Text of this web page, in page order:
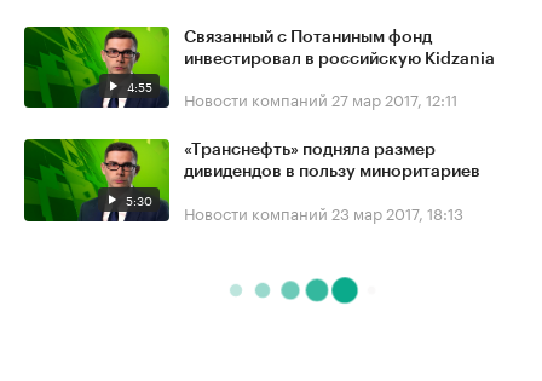
4:55
Связанный с Потаниным фонд
инвестировал в российскую Kidzania
Новости компаний 27 мар 2017, 12:11
5:30
«Транснефть» подняла размер
дивидендов в пользу миноритариев
Новости компаний 23 мар 2017, 18:13